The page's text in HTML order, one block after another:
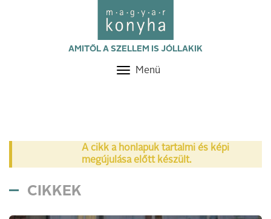
AMITŐL A SZELLEM IS JÓLLAKIK
Toggle
Menü
A cikk a honlapuk tartalmi és képi
megújulása előtt készült.
CIKKEK